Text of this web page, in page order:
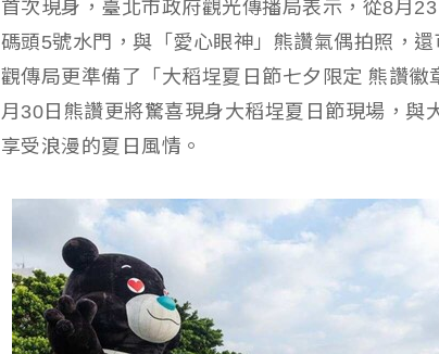
首次現身，臺北市政府觀光傳播局表示，從8月
碼頭5號水門，與「愛心眼神」熊讚氣偶拍照，
觀傳局更準備了「大稻埕夏日節七夕限定 熊讚
月30日熊讚更將驚喜現身大稻埕夏日節現場，與
享受浪漫的夏日風情。